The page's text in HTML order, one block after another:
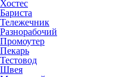
Хостес
Бариста
Тележечник
Разнорабочий
Промоутер
Пекарь
Тестовод
Швея